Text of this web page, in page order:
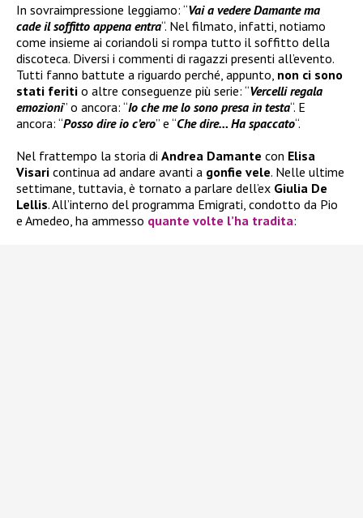
In sovraimpressione leggiamo: “Vai a vedere Damante ma
cade il soffitto appena entra“. Nel filmato, infatti, notiamo
come insieme ai coriandoli si rompa tutto il soffitto della
discoteca. Diversi i commenti di ragazzi presenti all’evento.
Tutti fanno battute a riguardo perché, appunto, non ci sono
stati feriti o altre conseguenze più serie: “Vercelli regala
emozioni” o ancora: “Io che me lo sono presa in testa“. E
ancora: “Posso dire io c’ero” e “Che dire… Ha spaccato“.
Nel frattempo la storia di Andrea Damante con Elisa
Visari continua ad andare avanti a gonfie vele. Nelle ultime
settimane, tuttavia, è tornato a parlare dell’ex Giulia De
Lellis. All’interno del programma Emigrati, condotto da Pio
e Amedeo, ha ammesso quante volte l’ha tradita: